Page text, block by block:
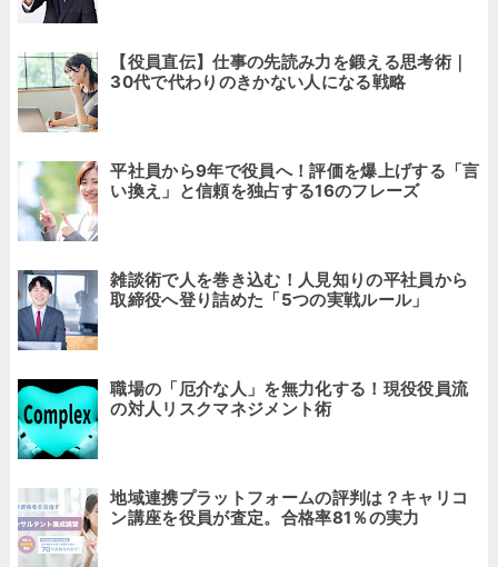
【役員直伝】仕事の先読み力を鍛える思考術｜
30代で代わりのきかない人になる戦略
平社員から9年で役員へ！評価を爆上げする「言
い換え」と信頼を独占する16のフレーズ
雑談術で人を巻き込む！人見知りの平社員から
取締役へ登り詰めた「5つの実戦ルール」
職場の「厄介な人」を無力化する！現役役員流
の対人リスクマネジメント術
地域連携プラットフォームの評判は？キャリコ
ン講座を役員が査定。合格率81％の実力